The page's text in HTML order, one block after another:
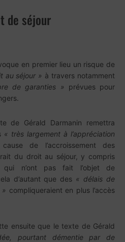
de séjour
en premier lieu un risque de
au séjour » à travers notamment
de garanties » prévues pour
de Gérald Darmanin remettra
« très largement à l’appréciation
de l’accroissement des
du droit au séjour, y compris
qui n’ont pas fait l’objet de
d’autant que des « délais de
compliqueraient en plus l’accès
ensuite que le texte de Gérald
pourtant démentie par de